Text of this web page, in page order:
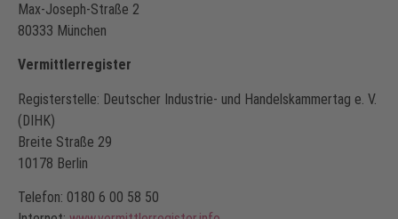
Max-Joseph-Straße 2
80333 München
Vermittlerregister
Registerstelle: Deutscher Industrie- und Handelskammertag e. V.
(DIHK)
Breite Straße 29
10178 Berlin
Telefon: 0180 6 00 58 50